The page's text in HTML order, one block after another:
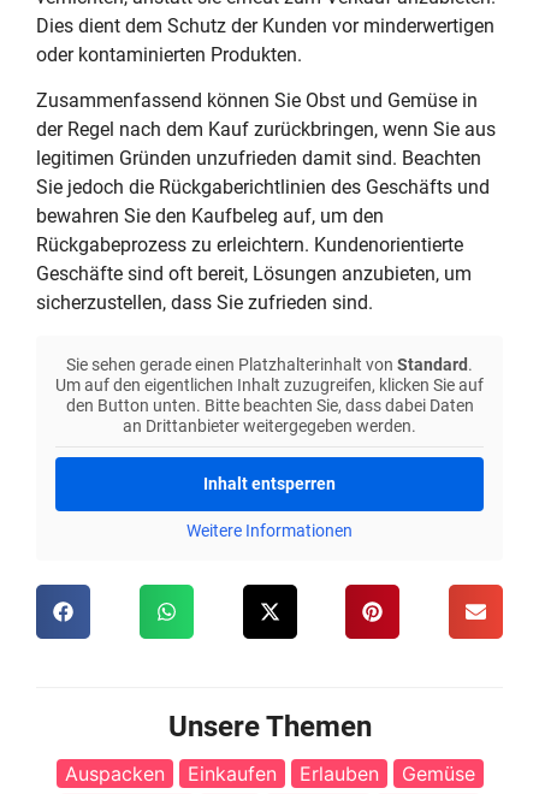
Dies dient dem Schutz der Kunden vor minderwertigen
oder kontaminierten Produkten.
Zusammenfassend können Sie Obst und Gemüse in
der Regel nach dem Kauf zurückbringen, wenn Sie aus
legitimen Gründen unzufrieden damit sind. Beachten
Sie jedoch die Rückgaberichtlinien des Geschäfts und
bewahren Sie den Kaufbeleg auf, um den
Rückgabeprozess zu erleichtern. Kundenorientierte
Geschäfte sind oft bereit, Lösungen anzubieten, um
sicherzustellen, dass Sie zufrieden sind.
Sie sehen gerade einen Platzhalterinhalt von Standard .
Um auf den eigentlichen Inhalt zuzugreifen, klicken Sie auf
den Button unten. Bitte beachten Sie, dass dabei Daten
an Drittanbieter weitergegeben werden.
Inhalt entsperren
Weitere Informationen
Unsere Themen
Auspacken Einkaufen Erlauben
Gemüse